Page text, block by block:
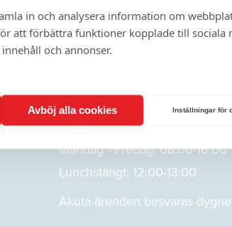
Kontakta oss
Kundtjänst
E-post:info@maccab.se
Öppettider
Måndag - Fredag: 08:00-16:00
Lunchstängt: 12:00-13:00
Akuta ärenden besvaras
in och analysera information om
att förbättra funktioner kopplade till sociala
och annonser.
Avböj alla cookies Inställningar för